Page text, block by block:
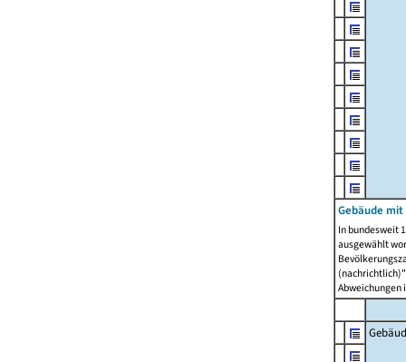
Gebäude mit
In bundesweit
ausgewählt
Abweichungen